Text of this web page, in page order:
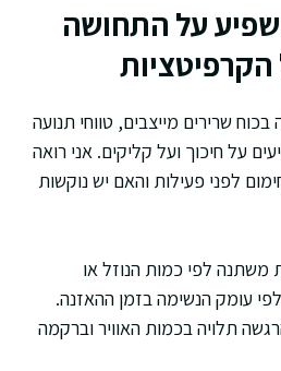
על התחושה
שרירים מייצבים, טווחי תנועה
על חיכוך ועל קליקים. אני רואה
לפני פעילות והאם יש נוקשות
משתנה לפי כמות הנוזל או
עומק הנשימה בזמן ההאזנה.
תלויה בכמות האוויר וברקמה